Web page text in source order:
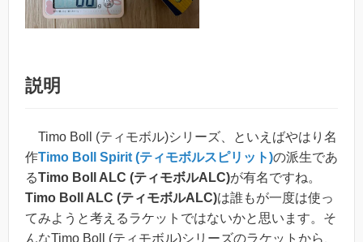
説明
Timo Boll (ティモボル)シリーズ、といえばやはり名
作Timo Boll Spirit (ティモボルスピリット)の派生であ
るTimo Boll ALC (ティモボルALC)が有名ですね。
Timo Boll ALC (ティモボルALC)は誰もが一度は使っ
てみようと考えるラケットではないかと思います。そ
んなTimo Boll (ティモボル)シリーズのラケットから、